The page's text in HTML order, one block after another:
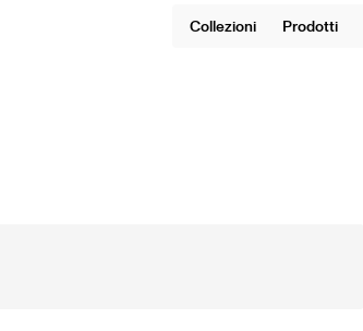
Collezioni Prodotti